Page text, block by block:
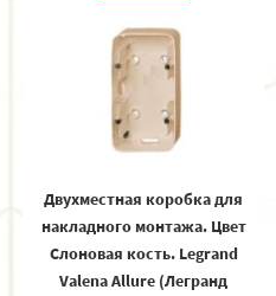
Двухместная коробка для
накладного монтажа. Цвет
Cлоновая кость. Legrand
Valena Allure (Легранд